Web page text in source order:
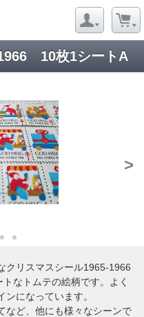
constructor for class
data/module/Net/URL.php
10枚1シートA
>
クリスマスシール1965-1966
なトムテの絵柄です。よく
になっています。
など、他にも様々なシーンで